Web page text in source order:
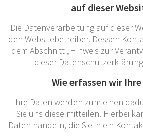
auf dieser
Die Datenverarbeitung auf dieser
den Websitebetreiber. Dessen
dem Abschnitt „Hinweis zur
dieser
Wie erfassen wir
Ihre Daten werden zum einen
Sie uns diese mitteilen. Hierbei
Daten handeln, die Sie in ein